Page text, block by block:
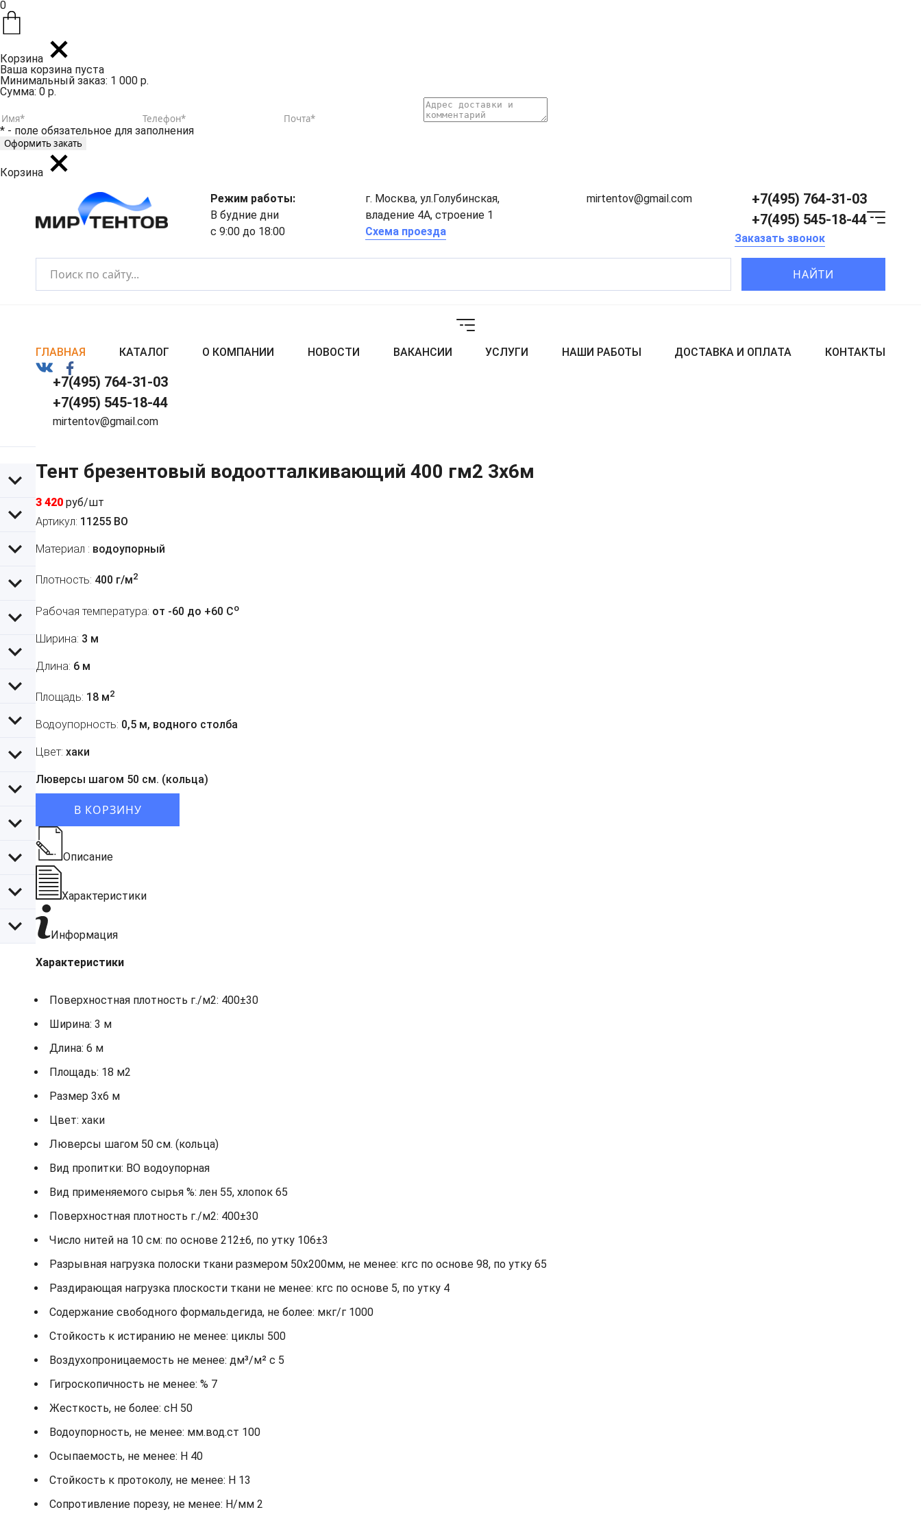
0
Корзина
Ваша корзина пуста
Минимальный заказ: 1 000 р.
Сумма: 0 р.
* - поле обязательное для заполнения
Корзина
Режим работы:
В будние дни
с 9:00 до 18:00
г. Москва, ул.Голубинская,
владение 4А, строение 1
Схема проезда
mirtentov@gmail.com
+7(495) 764-31-03
+7(495) 545-18-44
Заказать звонок
НАЙТИ
ГЛАВНАЯ КАТАЛОГ О КОМПАНИИ НОВОСТИ ВАКАНСИИ УСЛУГИ НАШИ РАБОТЫ ДОСТАВКА И ОПЛАТА КОНТАКТЫ
+7(495) 764-31-03
+7(495) 545-18-44
mirtentov@gmail.com
Тент брезентовый водоотталкивающий 400 гм2 3x6м
3 420 руб/шт
Артикул: 11255 ВО
Материал : водоупорный
Плотность: 400 г/м2
Рабочая температура: от -60 до +60 Co
Ширина: 3 м
Длина: 6 м
Площадь: 18 м2
Водоупорность: 0,5 м, водного столба
Цвет: хаки
Люверсы шагом 50 см. (кольца)
В КОРЗИНУ
Описание
Характеристики
Информация
Характеристики
Поверхностная плотность г./м2: 400±30
Ширина: 3 м
Длина: 6 м
Площадь: 18 м2
Размер 3х6 м
Цвет: хаки
Люверсы шагом 50 см. (кольца)
Вид пропитки: ВО водоупорная
Вид применяемого сырья %: лен 55, хлопок 65
Поверхностная плотность г./м2: 400±30
Число нитей на 10 см: по основе 212±6, по утку 106±3
Разрывная нагрузка полоски ткани размером 50х200мм, не менее: кгс по основе 98, по утку 65
Раздирающая нагрузка плоскости ткани не менее: кгс по основе 5, по утку 4
Содержание свободного формальдегида, не более: мкг/г 1000
Стойкость к истиранию не менее: циклы 500
Воздухопроницаемость не менее: дм³/м² с 5
Гигроскопичность не менее: % 7
Жесткость, не более: cH 50
Водоупорность, не менее: мм.вод.ст 100
Осыпаемость, не менее: H 40
Стойкость к протоколу, не менее: H 13
Сопротивление порезу, не менее: Н/мм 2